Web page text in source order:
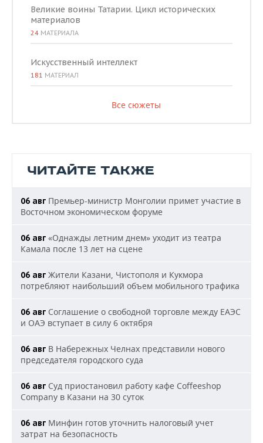
Великие воины Татарии. Цикл исторических
материалов
24 МАТЕРИАЛА
Искусственный интеллект
181 МАТЕРИАЛ
Все сюжеты
ЧИТАЙТЕ ТАКЖЕ
06 авг Премьер-министр Монголии примет участие в
Восточном экономическом форуме
06 авг «Однажды летним днем» уходит из театра
Камала после 13 лет на сцене
06 авг Жители Казани, Чистополя и Кукмора
потребляют наибольший объем мобильного трафика
06 авг Соглашение о свободной торговле между ЕАЭС
и ОАЭ вступает в силу 6 октября
06 авг В Набережных Челнах представили нового
председателя городского суда
06 авг Суд приостановил работу кафе Coffeeshop
Company в Казани на 30 суток
06 авг Минфин готов уточнить налоговый учет
затрат на безопасность